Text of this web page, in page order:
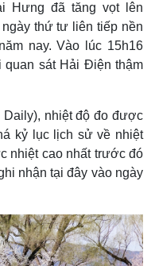
a
i
i
n
g
m
e
Hưng đã tăng vọt lên
thứ tư liên tiếp nền
nay. Vào lúc 15h16
quan sát Hải Điện thậm
nhiệt độ đo được
kỷ lục lịch sử về nhiệt
nhiệt cao nhất trước đó
nhận tại đây vào ngày